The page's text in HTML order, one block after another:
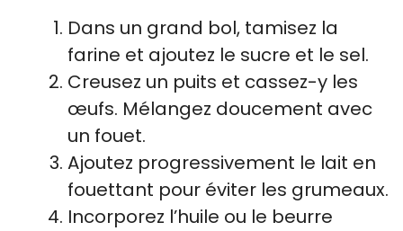
Dans un grand bol, tamisez la
farine et ajoutez le sucre et le sel.
Creusez un puits et cassez-y les
œufs. Mélangez doucement avec
un fouet.
Ajoutez progressivement le lait en
fouettant pour éviter les grumeaux.
Incorporez l’huile ou le beurre